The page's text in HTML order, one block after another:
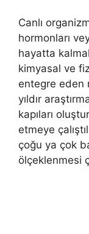
Canlı
hormonları
hayatta
kimyasal ve
entegre eden
yıldır
kapıları
etmeye
çoğu ya çok
ölçeklenmesi